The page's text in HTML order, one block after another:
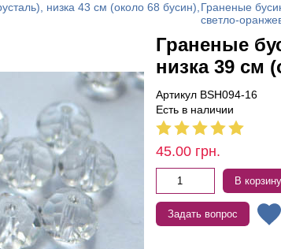
низка 43 см (около 68 бусин), Граненые
светло-
Граненые
низка 39 см
Артикул BSH094-16
Есть в наличии
45.00 грн.
В корзину
Задать вопрос